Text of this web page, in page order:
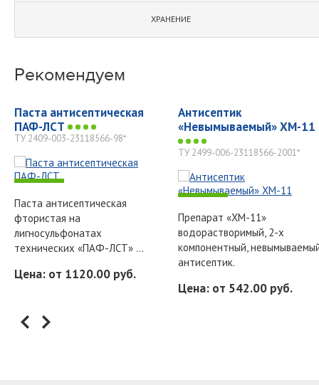
ХРАНЕНИЕ
Рекомендуем
Паста антисептическая
ПАФ-ЛСТ
ТУ 2409-003-23118566-98*
Паста антисептическая
фтористая на
лигносульфонатах
технических «ПАФ-ЛСТ» ...
Цена: от 1120.00 руб.
Антисептик
«Невымываемый» ХМ-11
ТУ 2499-006-23118566-2001*
Препарат «ХМ-11»
водорастворимый, 2-х
компонентный,
антисептик.
Цена: от 542.00 руб.